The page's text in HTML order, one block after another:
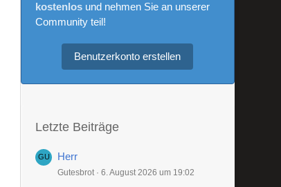
kostenlosund nehmen Sie an unserer
Community teil!
Benutzerkonto erstellen
Letzte Beiträge
Herr
Gutesbrot 6. August 2026 um 19:02